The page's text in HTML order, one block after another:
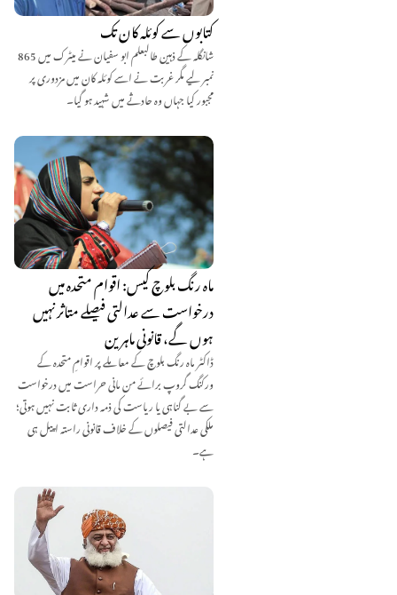
کتابوں سے کوئلہ کان تک
شانگلہ کے ذہین طالبعلم ابو سفیان نے میٹرک میں 865
نمبر لیے مگر غربت نے اسے کوئلہ کان میں مزدوری پر
مجبور کیا جہاں وہ حادثے میں شہید ہو گیا۔
ماہ رنگ بلوچ کیس: اقوام متحدہ میں
درخواست سے عدالتی فیصلے متاثر نہیں
ہوں گے، قانونی ماہرین
ڈاکٹر ماہ رنگ بلوچ کے معاملے پر اقوامِ متحدہ کے
ورکنگ گروپ برائے من مانی حراست میں درخواست
سے بے گناہی یا ریاست کی ذمہ داری ثابت نہیں ہوتی؛
ملکی عدالتی فیصلوں کے خلاف قانونی راستہ اپیل ہی
ہے۔